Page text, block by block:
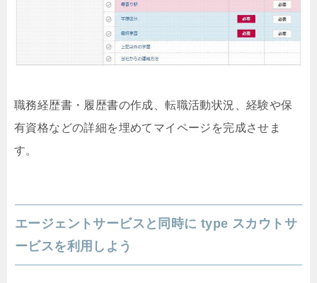
職務経歴書・履歴書の作成、転職活動状況、経験や保
有資格などの詳細を埋めてマイページを完成させま
す。
エージェントサービスと同時に type スカウトサ
ービスを利用しよう